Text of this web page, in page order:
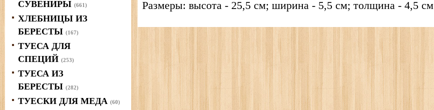
Размеры: высота - 25,5 см; ширина - 5,5 см; толщина - 4,5 см
СУВЕНИРЫ (661)
ХЛЕБНИЦЫ ИЗ
БЕРЕСТЫ (167)
ТУЕСА ДЛЯ
СПЕЦИЙ (253)
ТУЕСА ИЗ
БЕРЕСТЫ (282)
ТУЕСКИ ДЛЯ МЕДА (60)